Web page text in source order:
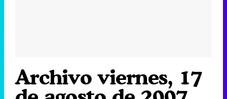
Archivo viernes, 17